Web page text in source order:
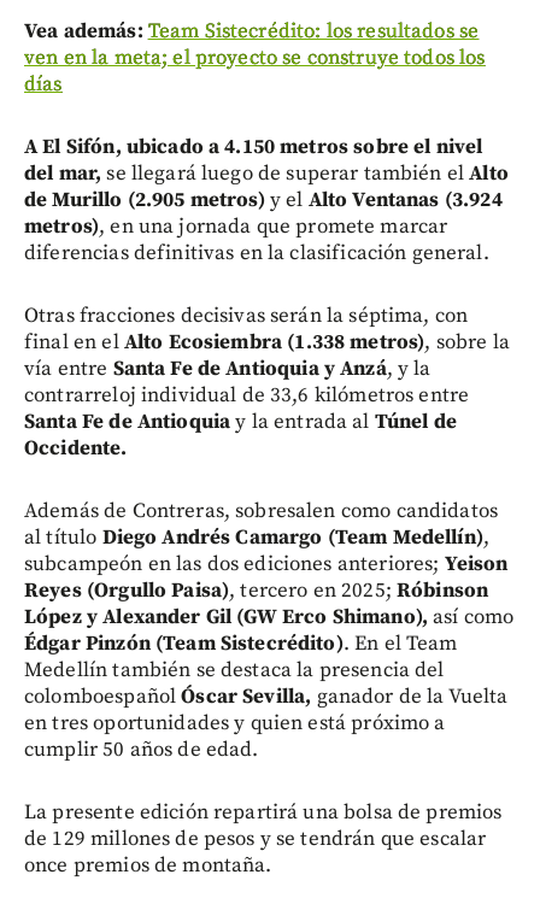
Vea además: Team Sistecrédito: los resultados se
ven en la meta; el proyecto se construye todos los
días
A El Sifón, ubicado a 4.150 metros sobre el nivel
del mar, se llegará luego de superar también elAlto
de Murillo (2.905 metros)y el Alto Ventanas (3.924
metros), en una jornada que promete marcar
diferencias definitivas en la clasificación general.
Otras fracciones decisivas serán la séptima, con
final en elAlto Ecosiembra (1.338 metros), sobre la
vía entre Santa Fe de Antioquia y Anzá, y la
contrarreloj individual de 33,6 kilómetros entre
Santa Fe de Antioquiay la entrada al Túnel de
Occidente.
Además de Contreras, sobresalen como candidatos
al título Diego Andrés Camargo (Team Medellín),
subcampeón en las dos ediciones anteriores; Yeison
Reyes (Orgullo Paisa), tercero en 2025; Róbinson
López y Alexander Gil (GW Erco Shimano), así como
Édgar Pinzón (Team Sistecrédito). En el Team
Medellín también se destaca la presencia del
colomboespañolÓscar Sevilla, ganador de la Vuelta
en tres oportunidades y quien está próximo a
cumplir 50 años de edad.
La presente edición repartirá una bolsa de premios
de 129 millones de pesos y se tendrán que escalar
once premios de montaña.